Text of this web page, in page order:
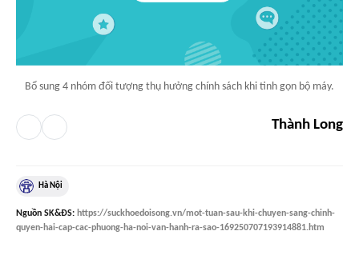
Bổ sung 4 nhóm đối tượng thụ hưởng chính sách khi tinh gọn bộ máy.
Thành Long
Hà Nội
Nguồn SK&ĐS: https://suckhoedoisong.vn/mot-tuan-sau-khi-chuyen-sang-chinh-
quyen-hai-cap-cac-phuong-ha-noi-van-hanh-ra-sao-169250707193914881.htm